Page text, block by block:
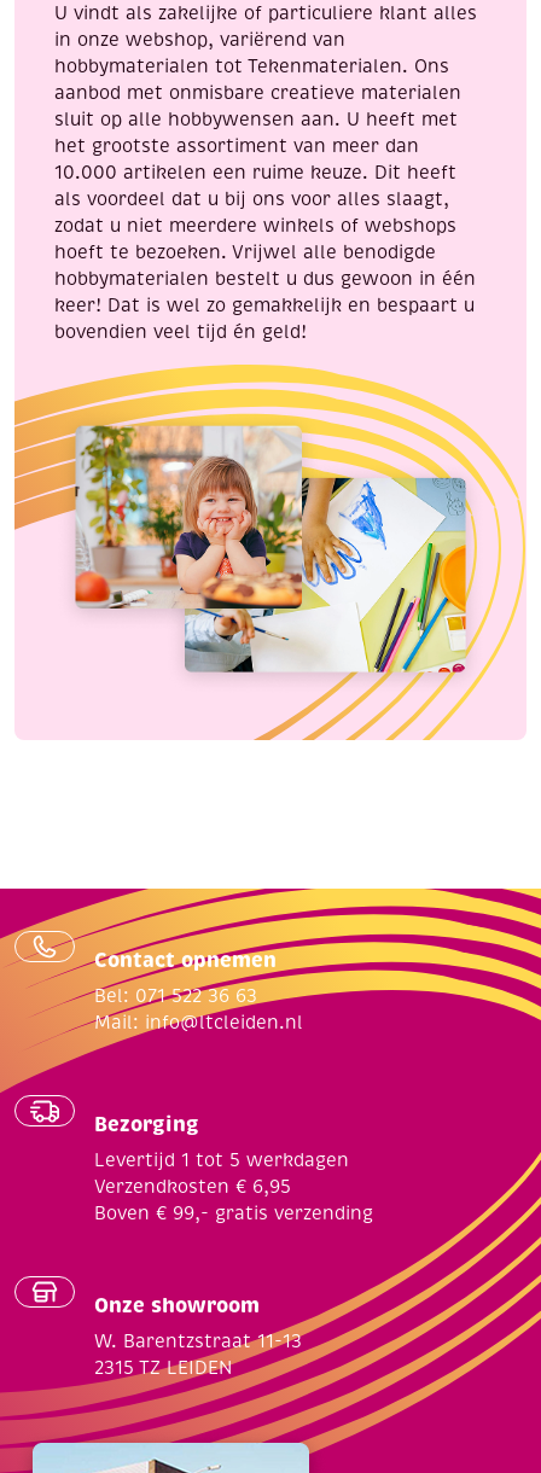
U vindt als zakelijke of particuliere klant alles
in onze webshop, variërend van
hobbymaterialen tot Tekenmaterialen. Ons
aanbod met onmisbare creatieve materialen
sluit op alle hobbywensen aan. U heeft met
het grootste assortiment van meer dan
10.000 artikelen een ruime keuze. Dit heeft
als voordeel dat u bij ons voor alles slaagt,
zodat u niet meerdere winkels of webshops
hoeft te bezoeken. Vrijwel alle benodigde
hobbymaterialen bestelt u dus gewoon in één
keer! Dat is wel zo gemakkelijk en bespaart u
bovendien veel tijd én geld!
Contact opnemen
Bel: 071 522 36 63
Mail: info@ltcleiden.nl
Bezorging
Levertijd 1 tot 5 werkdagen
Verzendkosten € 6,95
Boven € 99,- gratis verzending
Onze showroom
W. Barentzstraat 11-13
2315 TZ LEIDEN